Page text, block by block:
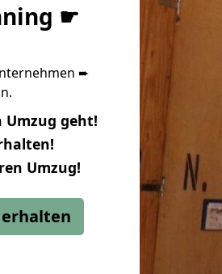
☛
➨
geht!
Umzug!